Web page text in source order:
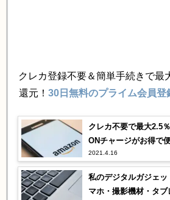
クレカ登録不要＆簡単手続きで最
還元！ 30日無料のプライム会員登
クレカ不要で最大2.5
ONチャージがお得で
2021.4.16
私のデジタルガジェ
マホ・撮影機材・タ